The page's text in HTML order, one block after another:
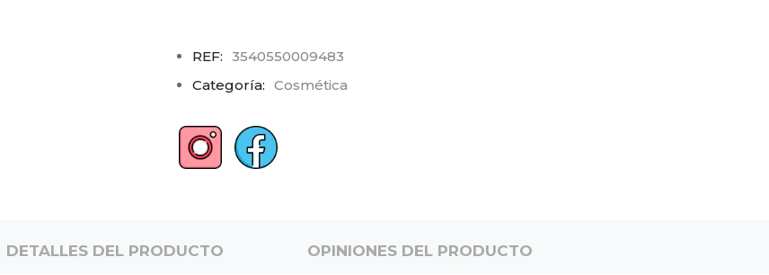
REF: 3540550009483
Categoría: Cosmética
DETALLES DEL PRODUCTO OPINIONES DEL PRODUCTO